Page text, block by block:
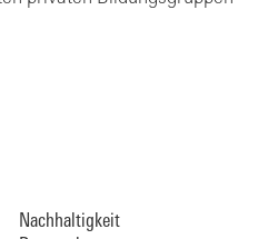
Nachhaltigkeit